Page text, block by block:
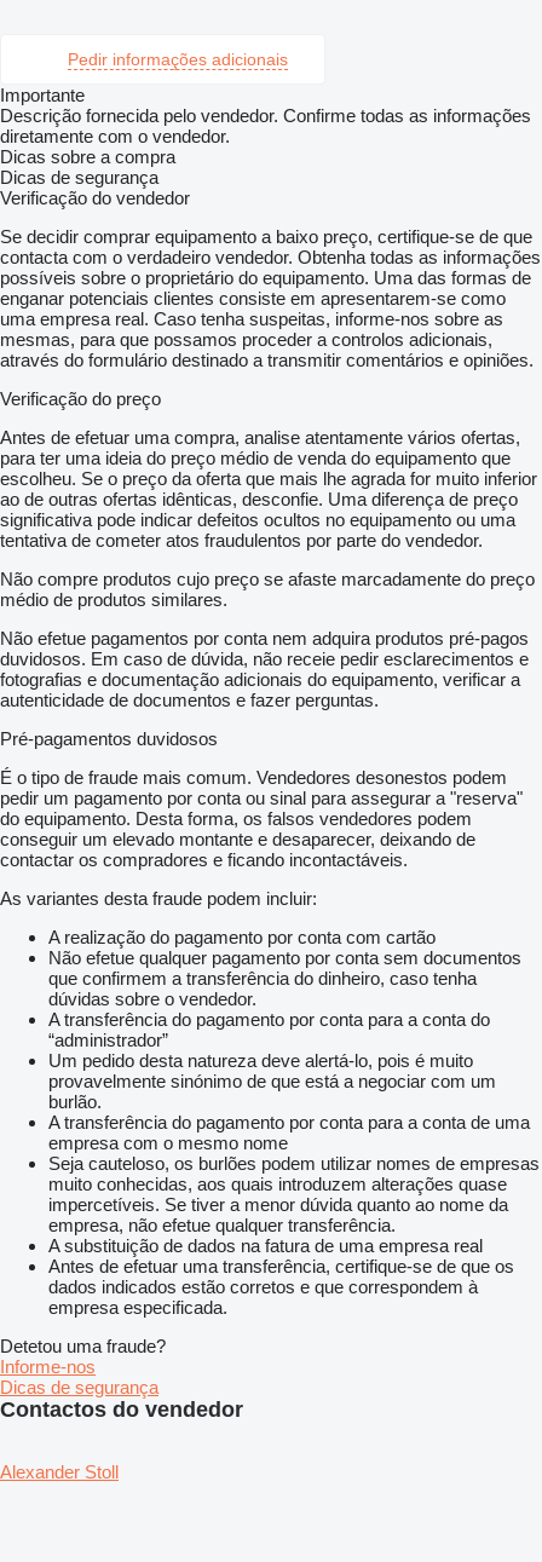
Pedir informações adicionais
Importante
Descrição fornecida pelo vendedor. Confirme todas as informações
diretamente com o vendedor.
Dicas sobre a compra
Dicas de segurança
Verificação do vendedor
Se decidir comprar equipamento a baixo preço, certifique-se de que
contacta com o verdadeiro vendedor. Obtenha todas as informações
possíveis sobre o proprietário do equipamento. Uma das formas de
enganar potenciais clientes consiste em apresentarem-se como
uma empresa real. Caso tenha suspeitas, informe-nos sobre as
mesmas, para que possamos proceder a controlos adicionais,
através do formulário destinado a transmitir comentários e opiniões.
Verificação do preço
Antes de efetuar uma compra, analise atentamente vários ofertas,
para ter uma ideia do preço médio de venda do equipamento que
escolheu. Se o preço da oferta que mais lhe agrada for muito inferior
ao de outras ofertas idênticas, desconfie. Uma diferença de preço
significativa pode indicar defeitos ocultos no equipamento ou uma
tentativa de cometer atos fraudulentos por parte do vendedor.
Não compre produtos cujo preço se afaste marcadamente do preço
médio de produtos similares.
Não efetue pagamentos por conta nem adquira produtos pré-pagos
duvidosos. Em caso de dúvida, não receie pedir esclarecimentos e
fotografias e documentação adicionais do equipamento, verificar a
autenticidade de documentos e fazer perguntas.
Pré-pagamentos duvidosos
É o tipo de fraude mais comum. Vendedores desonestos podem
pedir um pagamento por conta ou sinal para assegurar a "reserva"
do equipamento. Desta forma, os falsos vendedores podem
conseguir um elevado montante e desaparecer, deixando de
contactar os compradores e ficando incontactáveis.
As variantes desta fraude podem incluir:
A realização do pagamento por conta com cartão
Não efetue qualquer pagamento por conta sem documentos
que confirmem a transferência do dinheiro, caso tenha
dúvidas sobre o vendedor.
A transferência do pagamento por conta para a conta do
“administrador”
Um pedido desta natureza deve alertá-lo, pois é muito
provavelmente sinónimo de que está a negociar com um
burlão.
A transferência do pagamento por conta para a conta de uma
empresa com o mesmo nome
Seja cauteloso, os burlões podem utilizar nomes de empresas
muito conhecidas, aos quais introduzem alterações quase
impercetíveis. Se tiver a menor dúvida quanto ao nome da
empresa, não efetue qualquer transferência.
A substituição de dados na fatura de uma empresa real
Antes de efetuar uma transferência, certifique-se de que os
dados indicados estão corretos e que correspondem à
empresa especificada.
Detetou uma fraude?
Informe-nos
Dicas de segurança
Contactos do vendedor
Alexander Stoll